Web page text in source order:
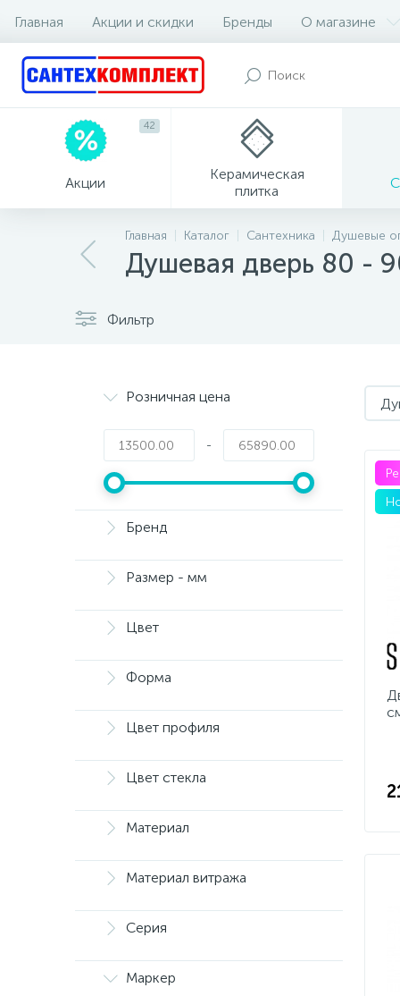
Главная Акции и скидки Бренды О магазине
Акции
42
Керамическая
плитка
Главная Каталог Сантехника Душевые
Душевая дверь 80 -
Фильтр
Розничная цена
-
Бренд
Размер - мм
Цвет
Форма
Цвет профиля
Цвет стекла
Материал
Материал витража
Серия
Маркер